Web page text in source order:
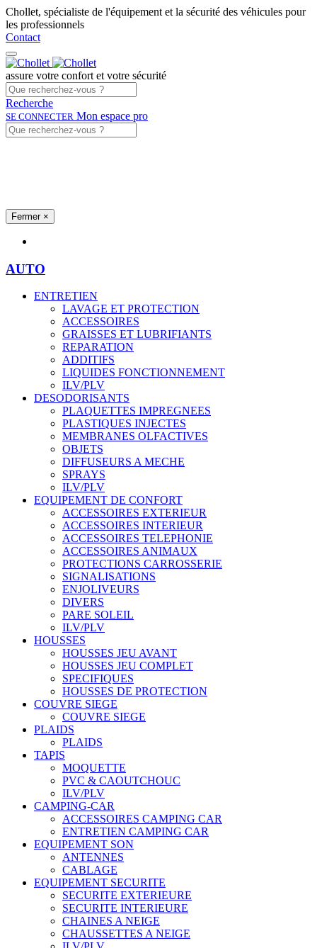
Chollet, spécialiste de l'équipement et la sécurité des véhicules pour
les professionnels
Contact
assure votre confort et votre sécurité
Recherche
SE CONNECTER Mon espace pro
Fermer ×
AUTO
ENTRETIEN
LAVAGE ET PROTECTION
ACCESSOIRES
GRAISSES ET LUBRIFIANTS
REPARATION
ADDITIFS
LIQUIDES FONCTIONNEMENT
ILV/PLV
DESODORISANTS
PLAQUETTES IMPREGNEES
PLASTIQUES INJECTES
MEMBRANES OLFACTIVES
OBJETS
DIFFUSEURS A MECHE
SPRAYS
ILV/PLV
EQUIPEMENT DE CONFORT
ACCESSOIRES EXTERIEUR
ACCESSOIRES INTERIEUR
ACCESSOIRES TELEPHONIE
ACCESSOIRES ANIMAUX
PROTECTIONS CARROSSERIE
SIGNALISATIONS
ENJOLIVEURS
DIVERS
PARE SOLEIL
ILV/PLV
HOUSSES
HOUSSES JEU AVANT
HOUSSES JEU COMPLET
SPECIFIQUES
HOUSSES DE PROTECTION
COUVRE SIEGE
COUVRE SIEGE
PLAIDS
PLAIDS
TAPIS
MOQUETTE
PVC & CAOUTCHOUC
ILV/PLV
CAMPING-CAR
ACCESSOIRES CAMPING CAR
ENTRETIEN CAMPING CAR
EQUIPEMENT SON
ANTENNES
CABLAGE
EQUIPEMENT SECURITE
SECURITE EXTERIEURE
SECURITE INTERIEURE
CHAINES A NEIGE
CHAUSSETTES A NEIGE